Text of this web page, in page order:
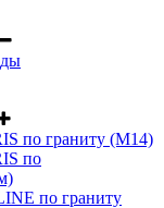
по граниту (М14)
по
по граниту